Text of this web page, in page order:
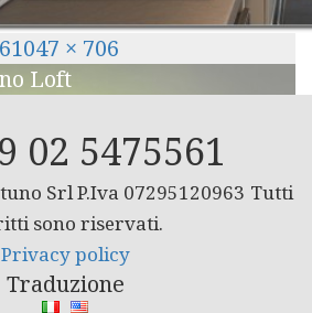
Full
size
1047 × 706
Loft
02 5475561
Srl P.Iva 07295120963 Tutti
sono riservati.
Privacy policy
Traduzione